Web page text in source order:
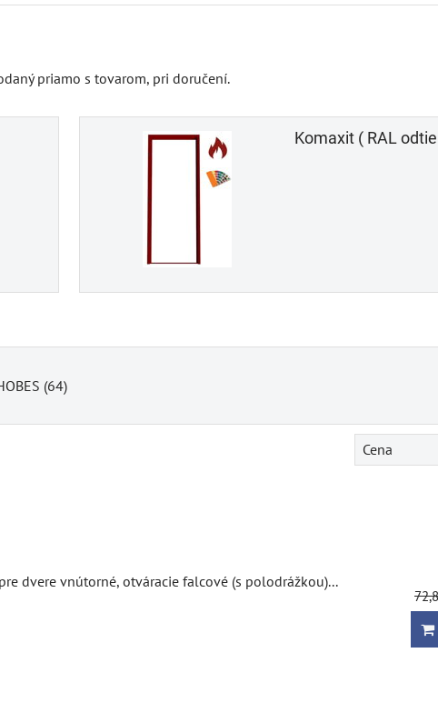
priamo s tovarom, pri doručení.
Komaxit ( RAL
(64)
Cena
dvere vnútorné, otváracie falcové (s polodrážkou)...